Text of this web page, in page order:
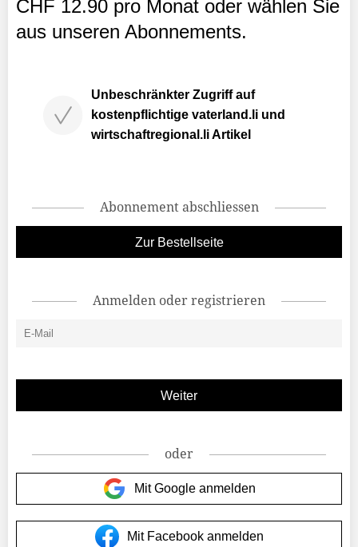
CHF 12.90 pro Monat oder wählen Sie
aus unseren Abonnements.
Unbeschränkter Zugriff auf
kostenpflichtige vaterland.li und
wirtschaftregional.li Artikel
Abonnement abschliessen
Zur Bestellseite
Anmelden oder registrieren
oder
Mit Google anmelden
Mit Facebook anmelden